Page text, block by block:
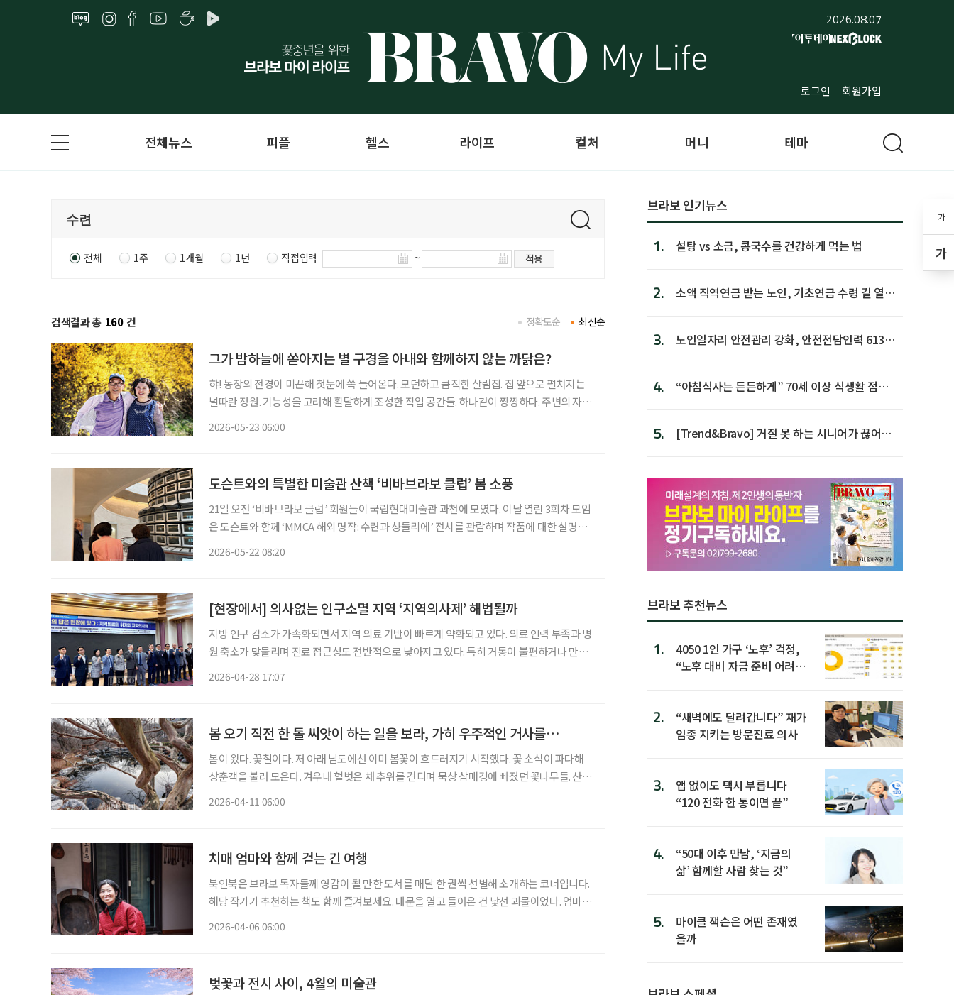
2026.08.07
로그인 회원가입
가
가
전체뉴스 피플 헬스 라이프 컬처 머니 테마
전체 1주 1개월 1년 직접입력 ~ 적용
검색결과 총 160 건 최신순
정확도순
그가 밤하늘에 쏟아지는 별 구경을 아내와 함께하지 않는 까닭은?
햐! 농장의 전경이 미끈해 첫눈에 쏙 들어온다. 모던하고 큼직한 살림집. 집 앞으로 펼쳐지는
널따란 정원. 기능성을 고려해 활달하게 조성한 작업 공간들. 하나같이 짱짱하다. 주변의 자연
2026-05-23 06:00
도슨트와의 특별한 미술관 산책 ‘비바브라보 클럽’ 봄 소풍
21일 오전 ‘비바브라보 클럽’ 회원들이 국립현대미술관 과천에 모였다. 이날 열린 3회차 모임
은 도슨트와 함께 ‘MMCA 해외 명작: 수련과 샹들리에’ 전시를 관람하며 작품에 대한 설명을
2026-05-22 08:20
[현장에서] 의사없는 인구소멸 지역 ‘지역의사제’ 해법될까
지방 인구 감소가 가속화되면서 지역 의료 기반이 빠르게 약화되고 있다. 의료 인력 부족과 병
원 축소가 맞물리며 진료 접근성도 전반적으로 낮아지고 있다. 특히 거동이 불편하거나 만성
2026-04-28 17:07
봄 오기 직전 한 톨 씨앗이 하는 일을 보라, 가히 우주적인 거사를…
봄이 왔다. 꽃철이다. 저 아래 남도에선 이미 봄꽃이 흐드러지기 시작했다. 꽃 소식이 파다해
상춘객을 불러 모은다. 겨우내 헐벗은 채 추위를 견디며 묵상 삼매경에 빠졌던 꽃나무들. 산수
2026-04-11 06:00
치매 엄마와 함께 걷는 긴 여행
북인북은 브라보 독자들께 영감이 될 만한 도서를 매달 한 권씩 선별해 소개하는 코너입니다.
해당 작가가 추천하는 책도 함께 즐겨보세요. 대문을 열고 들어온 건 낯선 괴물이었다. 엄마의
2026-04-06 06:00
벚꽃과 전시 사이, 4월의 미술관
브라보 인기뉴스
1. 설탕 vs 소금, 콩국수를 건강하게 먹는 법
2.
소액 직역연금 받는 노인, 기초연금 수령 길 열린
3.
노인일자리 안전관리 강화, 안전전담인력 613명
4.
“아침식사는 든든하게” 70세 이상 식생활 점수
5.
[Trend&Bravo] 거절 못 하는 시니어가 끊어야
브라보 추천뉴스
1.
4050 1인 가구 ‘노후’ 걱정,
“노후 대비 자금 준비 어려
2.
“새벽에도 달려갑니다” 재가
임종 지키는 방문진료 의사
3.
앱 없이도 택시 부릅니다
“120 전화 한 통이면 끝”
4.
“50대 이후 만남, ‘지금의
삶’ 함께할 사람 찾는 것”
5.
마이클 잭슨은 어떤 존재였
을까